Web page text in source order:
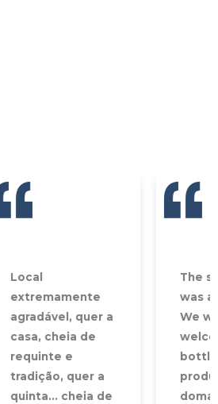
was awesome!
We were
welcomed with a
produced in the
domain. This